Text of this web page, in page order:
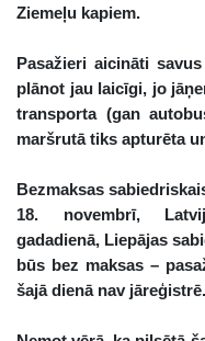
Ziemeļu kapiem.
Pasažieri aicināti
plānot jau laicīgi, jo
transporta (gan
maršrutā tiks apturēta
Bezmaksas
18. novembrī,
gadadienā, Liepājas
būs bez maksas –
šajā dienā nav jāreģistrē.